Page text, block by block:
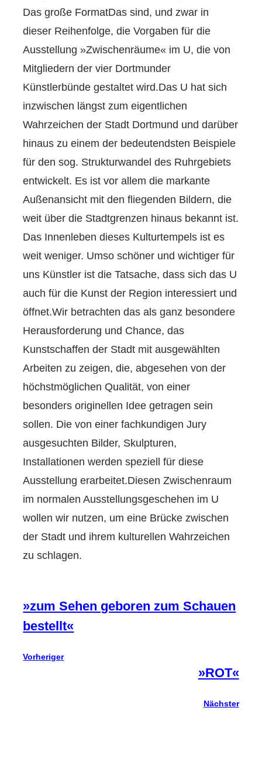
Das große FormatDas sind, und zwar in
dieser Reihenfolge, die Vorgaben für die
Ausstellung »Zwischenräume« im U, die von
Mitgliedern der vier Dortmunder
Künstlerbünde gestaltet wird.Das U hat sich
inzwischen längst zum eigentlichen
Wahrzeichen der Stadt Dortmund und darüber
hinaus zu einem der bedeutendsten Beispiele
für den sog. Strukturwandel des Ruhrgebiets
entwickelt. Es ist vor allem die markante
Außenansicht mit den fliegenden Bildern, die
weit über die Stadtgrenzen hinaus bekannt ist.
Das Innenleben dieses Kulturtempels ist es
weit weniger. Umso schöner und wichtiger für
uns Künstler ist die Tatsache, dass sich das U
auch für die Kunst der Region interessiert und
öffnet.Wir betrachten das als ganz besondere
Herausforderung und Chance, das
Kunstschaffen der Stadt mit ausgewählten
Arbeiten zu zeigen, die, abgesehen von der
höchstmöglichen Qualität, von einer
besonders originellen Idee getragen sein
sollen. Die von einer fachkundigen Jury
ausgesuchten Bilder, Skulpturen,
Installationen werden speziell für diese
Ausstellung erarbeitet.Diesen Zwischenraum
im normalen Ausstellungsgeschehen im U
wollen wir nutzen, um eine Brücke zwischen
der Stadt und ihrem kulturellen Wahrzeichen
zu schlagen.
»zum Sehen geboren zum Schauen
bestellt«
Vorheriger
»ROT«
Nächster